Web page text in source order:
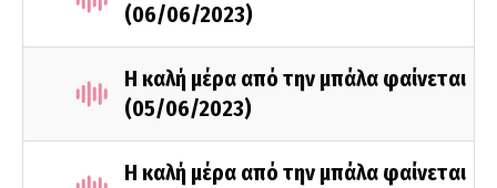
(06/06/2023)
Η καλή μέρα από την μπάλα φαίνεται
(05/06/2023)
Η καλή μέρα από την μπάλα φαίνεται